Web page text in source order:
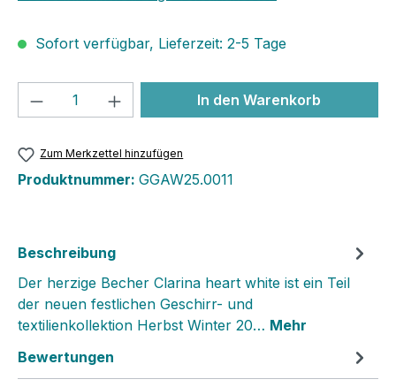
Sofort verfügbar, Lieferzeit: 2-5 Tage
Produkt Anzahl: Gib denIn den Warenkorb
Zum Merkzettel hinzufügen
Produktnummer: GGAW25.0011
Beschreibung
Der herzige Becher Clarina heart white ist ein Teil
der neuen festlichen Geschirr- und
textilienkollektion Herbst Winter 20… Mehr
Bewertungen